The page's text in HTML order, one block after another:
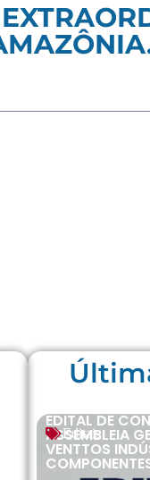
Editais
EDITAL DE
ASSEMBLEIA
VENTTOS